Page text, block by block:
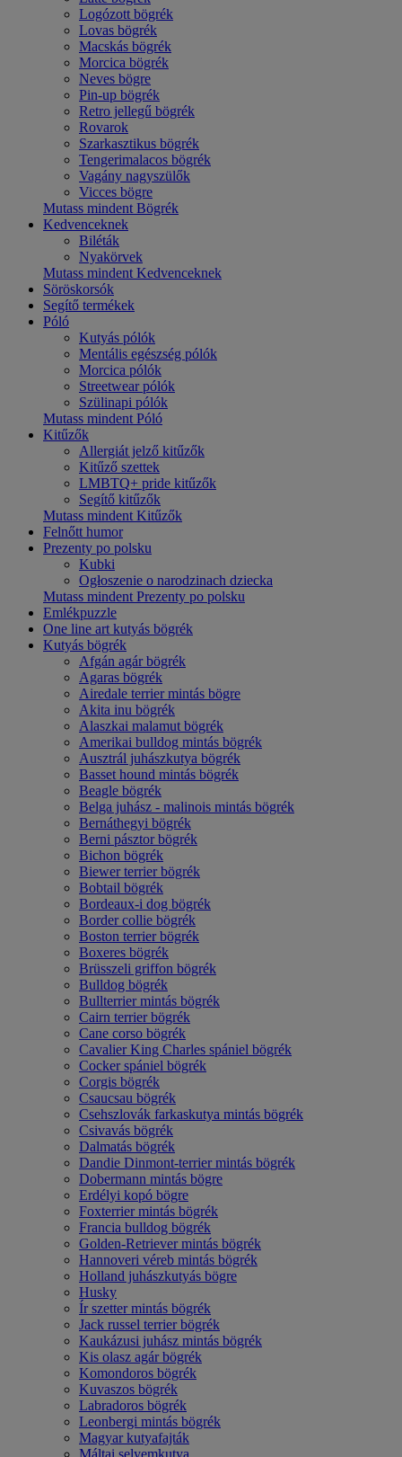
Logózott bögrék
Lovas bögrék
Macskás bögrék
Morcica bögrék
Neves bögre
Pin-up bögrék
Retro jellegű bögrék
Rovarok
Szarkasztikus bögrék
Tengerimalacos bögrék
Vagány nagyszülők
Vicces bögre
Mutass mindent Bögrék
Kedvenceknek
Biléták
Nyakörvek
Mutass mindent Kedvenceknek
Söröskorsók
Segítő termékek
Póló
Kutyás pólók
Mentális egészség pólók
Morcica pólók
Streetwear pólók
Szülinapi pólók
Mutass mindent Póló
Kitűzők
Allergiát jelző kitűzők
Kitűző szettek
LMBTQ+ pride kitűzők
Segítő kitűzők
Mutass mindent Kitűzők
Felnőtt humor
Prezenty po polsku
Kubki
Ogłoszenie o narodzinach dziecka
Mutass mindent Prezenty po polsku
Emlékpuzzle
One line art kutyás bögrék
Kutyás bögrék
Afgán agár bögrék
Agaras bögrék
Airedale terrier mintás bögre
Akita inu bögrék
Alaszkai malamut bögrék
Amerikai bulldog mintás bögrék
Ausztrál juhászkutya bögrék
Basset hound mintás bögrék
Beagle bögrék
Belga juhász - malinois mintás bögrék
Bernáthegyi bögrék
Berni pásztor bögrék
Bichon bögrék
Biewer terrier bögrék
Bobtail bögrék
Bordeaux-i dog bögrék
Border collie bögrék
Boston terrier bögrék
Boxeres bögrék
Brüsszeli griffon bögrék
Bulldog bögrék
Bullterrier mintás bögrék
Cairn terrier bögrék
Cane corso bögrék
Cavalier King Charles spániel bögrék
Cocker spániel bögrék
Corgis bögrék
Csaucsau bögrék
Csehszlovák farkaskutya mintás bögrék
Csivavás bögrék
Dalmatás bögrék
Dandie Dinmont-terrier mintás bögrék
Dobermann mintás bögre
Erdélyi kopó bögre
Foxterrier mintás bögrék
Francia bulldog bögrék
Golden-Retriever mintás bögrék
Hannoveri véreb mintás bögrék
Holland juhászkutyás bögre
Husky
Ír szetter mintás bögrék
Jack russel terrier bögrék
Kaukázusi juhász mintás bögrék
Kis olasz agár bögrék
Komondoros bögrék
Kuvaszos bögrék
Labradoros bögrék
Leonbergi mintás bögrék
Magyar kutyafajták
Máltai selyemkutya